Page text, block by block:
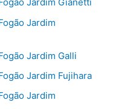
Jardim
Jardim Galli
Jardim Fujihara
Jardim